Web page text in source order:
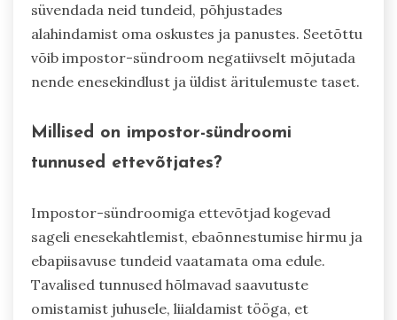
süvendada neid tundeid, põhjustades
alahindamist oma oskustes ja panustes. Seetõttu
võib impostor-sündroom negatiivselt mõjutada
nende enesekindlust ja üldist äritulemuste taset.
Millised on impostor-sündroomi
tunnused ettevõtjates?
Impostor-sündroomiga ettevõtjad kogevad
sageli enesekahtlemist, ebaõnnestumise hirmu ja
ebapiisavuse tundeid vaatamata oma edule.
Tavalised tunnused hõlmavad saavutuste
omistamist juhusele, liialdamist tööga, et